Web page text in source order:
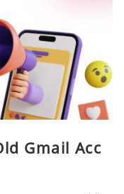
Gmail Acc